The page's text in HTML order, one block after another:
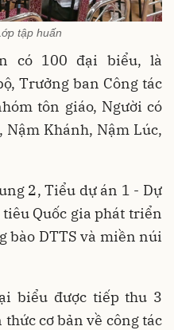
tập huấn
có 100 đại biểu, là
Trưởng ban Công tác
tôn giáo, Người có
Khánh, Nậm Lúc,
2, Tiểu dự án 1 - Dự
Quốc gia phát triển
bào DTTS và miền núi
biểu được tiếp thu 3
cơ bản về công tác